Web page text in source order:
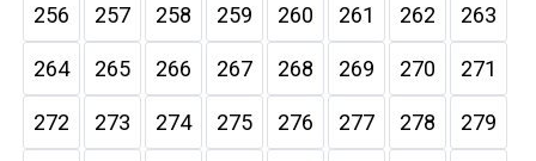
256 257 258 259 260 261 262 263
264 265 266 267 268 269 270 271
272 273 274 275 276 277 278 279